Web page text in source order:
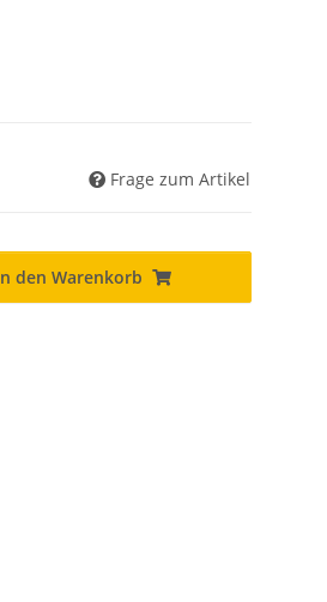
Frage zum Artikel
den Warenkorb